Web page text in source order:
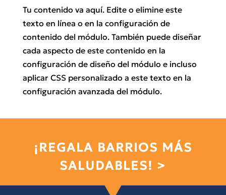
Tu contenido va aquí. Edite o elimine este
texto en línea o en la configuración de
contenido del módulo. También puede diseñar
cada aspecto de este contenido en la
configuración de diseño del módulo e incluso
aplicar CSS personalizado a este texto en la
configuración avanzada del módulo.
¡REGALA BARRIOS MÁS
SALUDABLES! >